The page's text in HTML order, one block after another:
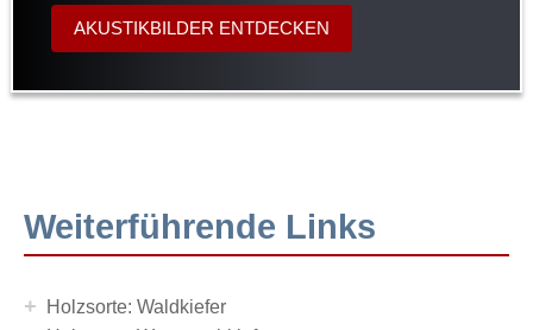
AKUSTIKBILDER ENTDECKEN
Weiterführende Links
+ Holzsorte: Waldkiefer